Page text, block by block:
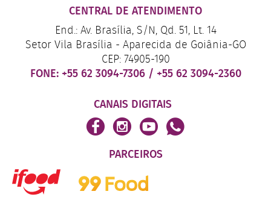
CENTRAL DE ATENDIMENTO
End.: Av. Brasília, S/N, Qd. 51, Lt. 14
Setor Vila Brasília - Aparecida de Goiânia-GO
CEP: 74905-190
FONE: +55 62 3094-7306 / +55 62 3094-2360
CANAIS DIGITAIS
PARCEIROS